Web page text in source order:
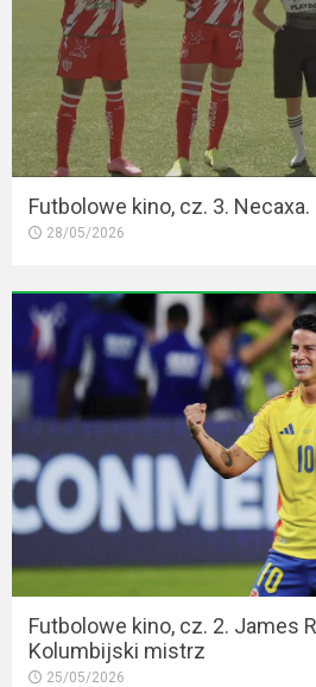
Futbolowe kino, cz. 3. Necaxa.
28/05/2026
Futbolowe kino, cz. 2. James
Kolumbijski mistrz
25/05/2026